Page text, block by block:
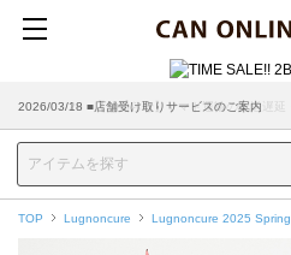
2026/07/29 ■【お知らせ】ヤマト運輸の配送遅延
2026/03/18 ■店舗受け取りサービスのご案内
TOP Lugnoncure Lugnoncure 2025 Spring